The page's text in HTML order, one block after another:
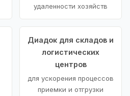
удаленности хозяйств
Диадок для складов и
логистических
центров
для ускорения процессов
приемки и отгрузки